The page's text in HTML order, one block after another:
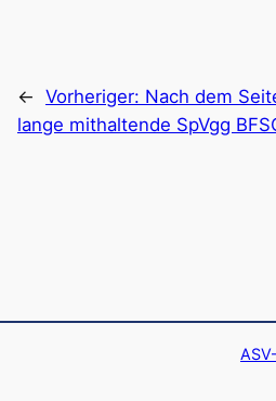
← Vorheriger: Nach dem
lange mithaltende SpVgg